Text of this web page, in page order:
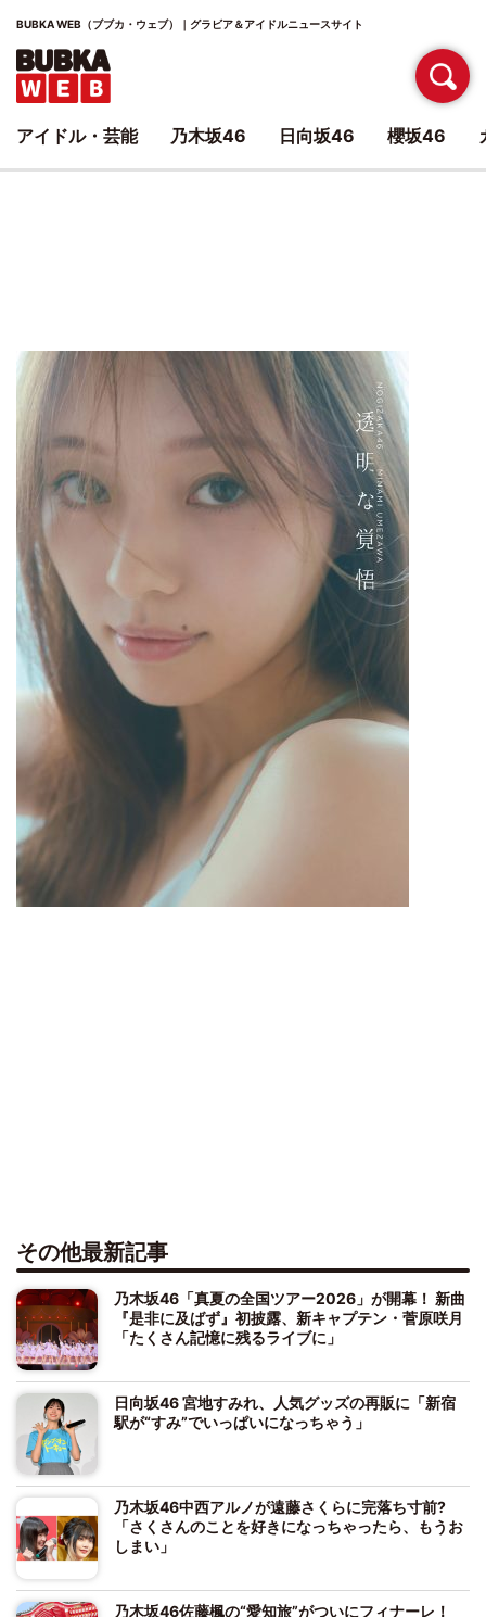
BUBKA WEB（ブブカ・ウェブ）｜グラビア＆アイドルニュースサイト
その他最新記事
乃木坂46「真夏の全国ツアー2026」が開幕！ 新曲
『是非に及ばず』初披露、新キャプテン・菅原咲月
「たくさん記憶に残るライブに」
日向坂46 宮地すみれ、人気グッズの再販に「新宿
駅が“すみ”でいっぱいになっちゃう」
乃木坂46中西アルノが遠藤さくらに完落ち寸前?
「さくさんのことを好きになっちゃったら、もうお
しまい」
乃木坂46佐藤楓の“愛知旅”がついにフィナーレ！
アイドル・芸能 乃木坂46 日向坂46 櫻坂46